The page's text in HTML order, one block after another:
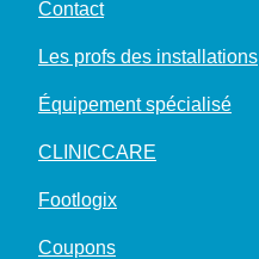
Contact
Les profs des installations
Équipement spécialisé
CLINICCARE
Footlogix
Coupons